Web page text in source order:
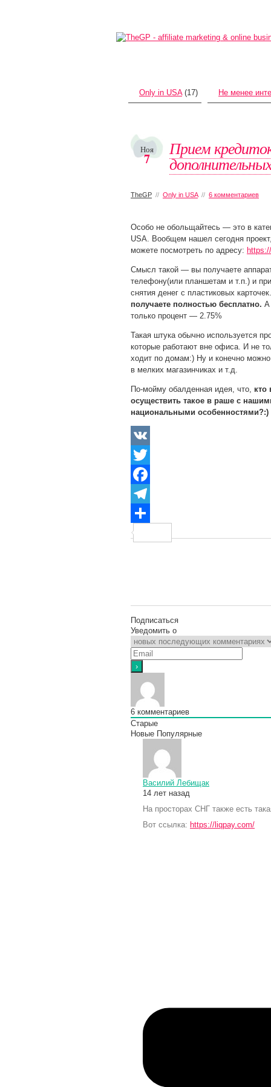
Only in USA(17) Не менее
Ноя
7
Прием
TheGP // Only in USA// 6 комментариев
Особо не обольщайтесь — это в
USA. Вообщем нашел сегодня
можете посмотреть по адресу:
Смысл такой — вы получаете
телефону(или планшетам и т.п.) и
снятия денег с пластиковых карточек.
получаете полностью бесплатно. А
только процент — 2.75%
Такая штука обычно используется
которые работают вне офиса. И не
ходит по домам:) Ну и конечно можно
в мелких магазинчиках и т.д.
По-мойму обалденная идея, что, кто
осуществить такое в раше с
национальными особенностями?:)
VK
Twitter
Facebook
Telegram
Подписаться
Уведомить о
6 комментариев
Старые
Новые Популярные
Василий Лебищак
14 лет назад
На просторах СНГ также есть
Вот ссылка: https://liqpay.com/